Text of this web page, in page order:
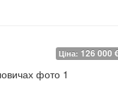
Ціна: 126 000